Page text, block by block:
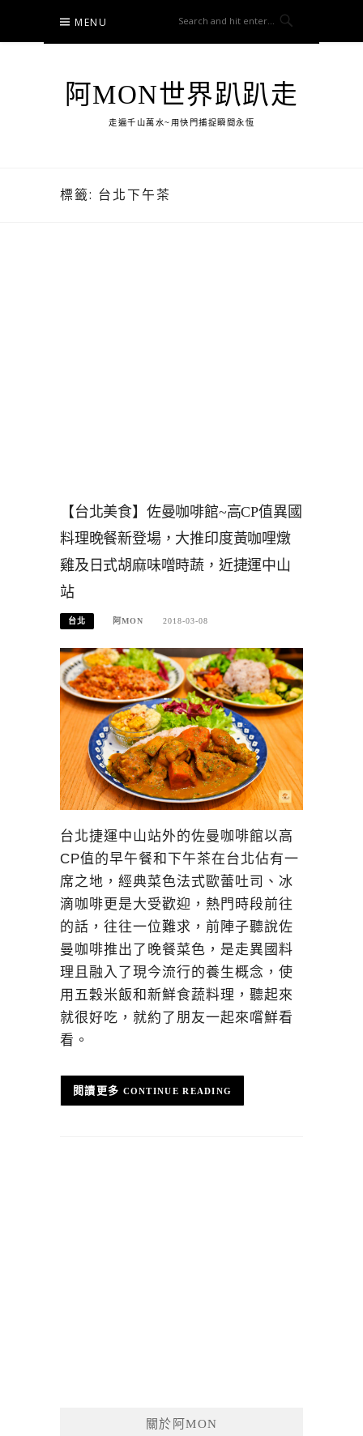
content
MENU
阿MON世界趴趴走
走遍千山萬水~用快門捕捉瞬間永恆
標籤: 台北下午茶
【台北美食】佐曼咖啡館~高CP值異國
料理晚餐新登場，大推印度黃咖哩燉
雞及日式胡麻味噌時蔬，近捷運中山
站
台北 阿MON 2018-03-08
台北捷運中山站外的佐曼咖啡館以高
CP值的早午餐和下午茶在台北佔有一
席之地，經典菜色法式歐蕾吐司、冰
滴咖啡更是大受歡迎，熱門時段前往
的話，往往一位難求，前陣子聽說佐
曼咖啡推出了晚餐菜色，是走異國料
理且融入了現今流行的養生概念，使
用五穀米飯和新鮮食蔬料理，聽起來
就很好吃，就約了朋友一起來嚐鮮看
看。
CONTINUE READING
關於阿MON